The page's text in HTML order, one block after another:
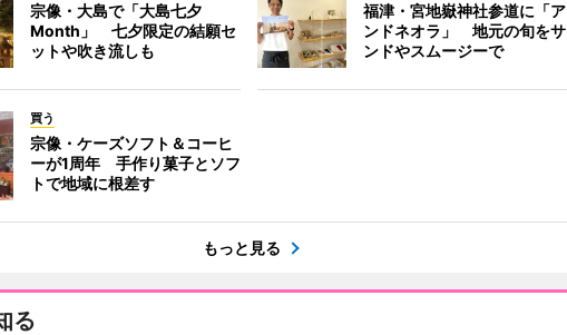
宗像・大島で「大島七夕
Month」 七夕限定の結願セ
ットや吹き流しも
福津・宮地嶽神社参道に「ア
ンドネオラ」 地元の旬をサ
ンドやスムージーで
買う
宗像・ケーズソフト＆コーヒ
ーが1周年 手作り菓子とソフ
トで地域に根差す
もっと見る
る